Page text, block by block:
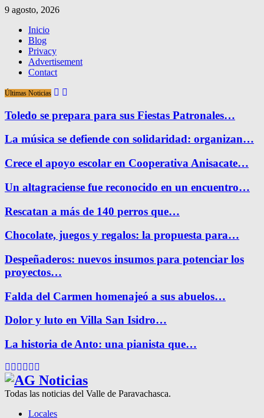
9 agosto, 2026
Inicio
Blog
Privacy
Advertisement
Contact
Últimas Noticias
Toledo se prepara para sus Fiestas Patronales…
La música se defiende con solidaridad: organizan…
Crece el apoyo escolar en Cooperativa Anisacate…
Un altagraciense fue reconocido en un encuentro…
Rescatan a más de 140 perros que…
Chocolate, juegos y regalos: la propuesta para…
Despeñaderos: nuevos insumos para potenciar los
proyectos…
Falda del Carmen homenajeó a sus abuelos…
Dolor y luto en Villa San Isidro…
La historia de Anto: una pianista que…
Facebook
Twitter
Instagram
Pinterest
Google
Todas las noticias del Valle de Paravachasca.
Locales